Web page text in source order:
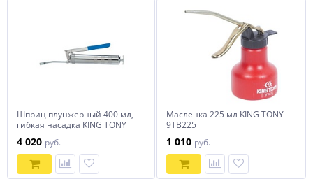
Шприц плунжерный 400 мл,
гибкая насадка KING TONY
4 020 руб.
Масленка 225 мл KING TONY
9TB225
1 010 руб.